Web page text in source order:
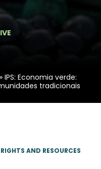
» IPS: Economia verde:
tradicionais
RIGHTS AND RESOURCES